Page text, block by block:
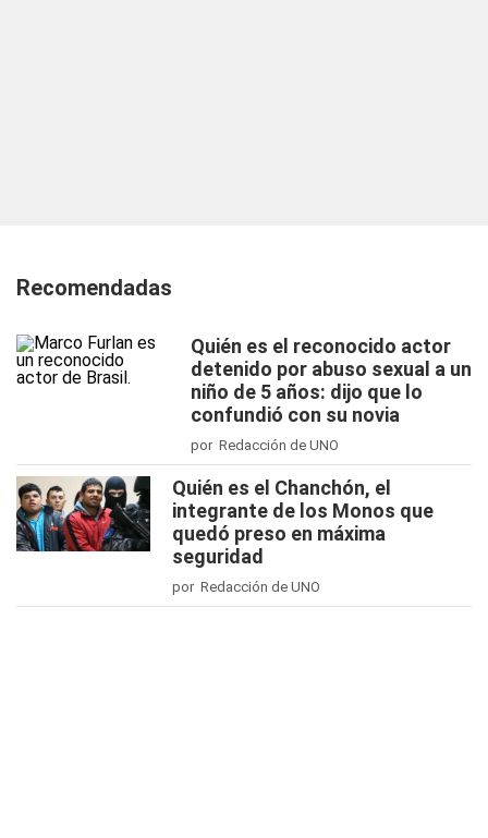
Recomendadas
Quién es el reconocido actor
detenido por abuso sexual a un
niño de 5 años: dijo que lo
confundió con su novia
por Redacción de UNO
Quién es el Chanchón, el
integrante de los Monos que
quedó preso en máxima
seguridad
por Redacción de UNO